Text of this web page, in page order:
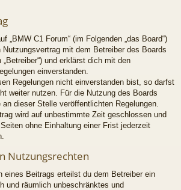
„BMW C1 Forum“ (im Folgenden „das Board“)
mit dem Betreiber des Boards
„Betreiber“) und erklärst dich mit den
einverstanden.
Regelungen nicht einverstanden bist, so darfst
weiter nutzen. Für die Nutzung des Boards
dieser Stelle veröffentlichten Regelungen.
wird auf unbestimmte Zeit geschlossen und
ohne Einhaltung einer Frist jederzeit
Nutzungsrechten
eines Beitrags erteilst du dem Betreiber ein
und räumlich unbeschränktes und